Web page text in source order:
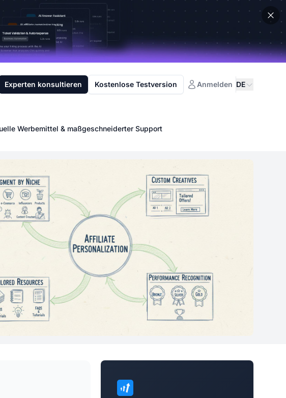
Experten konsultieren Kostenlose Testversion Anmelden DE
Werbemittel & maßgeschneiderter Support